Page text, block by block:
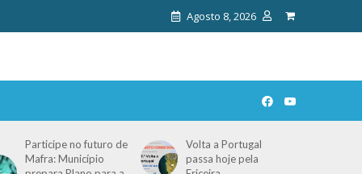
Agosto 8, 2026
Participe no futuro de
Mafra: Município
Volta a Portugal
passa hoje pela